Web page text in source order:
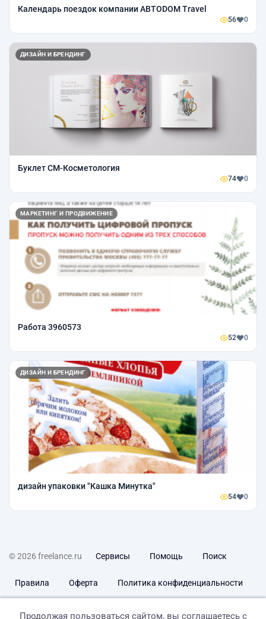
Календарь поездок компании ABTODOM Travel
56 0
ДИЗАЙН И БРЕНДИНГ
Буклет СМ-Косметология
74 0
МАРКЕТИНГ И ПРОДВИЖЕНИЕ
Работа 3960573
52 0
ДИЗАЙН И БРЕНДИНГ
дизайн упаковки "Кашка Минутка"
54 0
© 2026 freelance.ru Сервисы Помощь Поиск
Правила Оферта Политика конфиденциальности
Продолжая пользоваться сайтом, вы соглашаетесь с